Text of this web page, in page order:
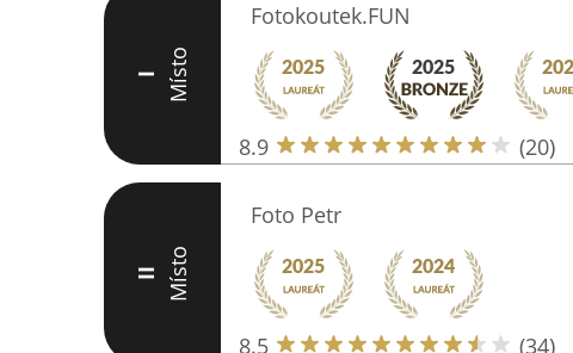
I Místo
Fotokoutek.FUN
8.9 (20)
II Místo
Foto Petr
8.5 (34)